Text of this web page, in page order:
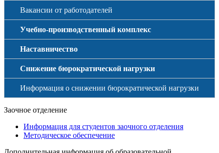
Вакансии от работодателей
Учебно-производственный комплекс
Наставничество
Снижение бюрократической нагрузки
Информация о снижении бюрократической нагрузки
Заочное отделение
Информация для студентов заочного отделения
Методическое обеспечение